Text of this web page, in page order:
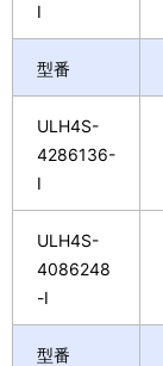
I
型番
ULH4S-
4286136-
I
ULH4S-
4086248
-I
型番